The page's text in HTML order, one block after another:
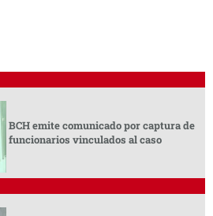
BCH emite comunicado por captura de
funcionarios vinculados al caso